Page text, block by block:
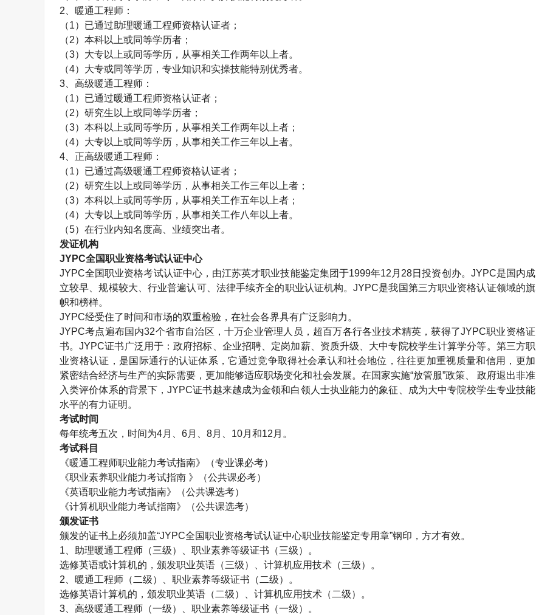
2 、暖通工程师：
（1）已通过助理暖通工程师资格认证者；
（2）本科以上或同等学历者；
（3）大专以上或同等学历，从事相关工作两年以上者。
（4）大专或同等学历，专业知识和实操技能特别优秀者。
3 、高级暖通工程师：
（1）已通过暖通工程师资格认证者；
（2）研究生以上或同等学历者；
（3）本科以上或同等学历，从事相关工作两年以上者；
（4）大专以上或同等学历，从事相关工作三年以上者。
4 、正高级暖通工程师：
（1）已通过高级暖通工程师资格认证者；
（2）研究生以上或同等学历，从事相关工作三年以上者；
（3）本科以上或同等学历，从事相关工作五年以上者；
（4）大专以上或同等学历，从事相关工作八年以上者。
（5）在行业内知名度高、业绩突出者。
发证机构
JYPC全国职业资格考试认证中心
JYPC全国职业资格考试认证中心，由江苏英才职业技能鉴定集团于1999年12 月 28日投资创办。 JYPC是国内成
立较早、规模较大、行业普遍认可、法律手续齐全的职业认证机构。JYPC是我国第三方职业资格认证领域的旗
帜和榜样。
JYPC经受住了时间和市场的双重检验，在社会各界具有广泛影响力。
JYPC考点遍布国内32个省市自治区，十万企业管理人员，超百万各行各业技术精英，获得了JYPC职业资格证
书。JYPC证书广泛用于：政府招标、企业招聘、定岗加薪、资质升级、大中专院校学生计算学分等。第三方职
业资格认证，是国际通行的认证体系，它通过竞争取得社会承认和社会地位，往往更加重视质量和信用，更加
紧密结合经济与生产的实际需要，更加能够适应职场变化和社会发展。在国家实施“放管服”政策、 政府退出非准
入类评价体系的背景下，JYPC证书越来越成为金领和白领人士执业能力的象征、成为大中专院校学生专业技能
水平的有力证明。
考试时间
每年统考五次，时间为4月、 6月、 8月、 10月和12 月。
考试科目
《暖通工程师职业能力考试指南》（专业课必考）
《职业素养职业能力考试指南 》（公共课必考）
《英语职业能力考试指南》（公共课选考）
《计算机职业能力考试指南》（公共课选考）
颁发证书
颁发的证书上必须加盖“JYPC全国职业资格考试认证中心职业技能鉴定专用章”钢印，方才有效。
1 、助理暖通工程师（三级）、职业素养等级证书（三级）。
选修英语或计算机的，颁发职业英语（三级）、计算机应用技术（三级）。
2 、暖通工程师（二级）、职业素养等级证书（二级）。
选修英语计算机的，颁发职业英语（二级）、计算机应用技术（二级）。
3 、高级暖通工程师（一级）、职业素养等级证书（一级）。